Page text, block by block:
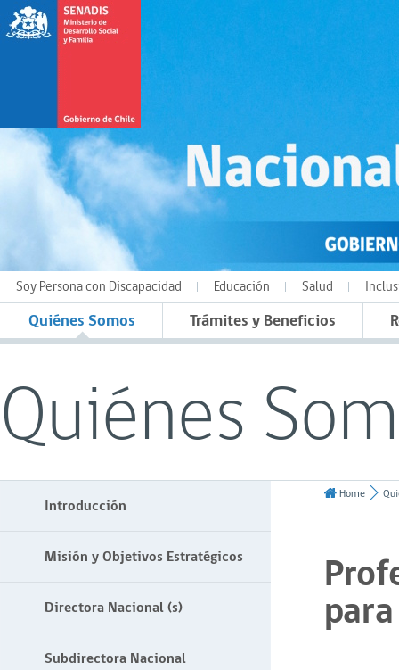
Soy Persona con Discapacidad Educación Salud
Quiénes Somos Trámites y Beneficios
Quiénes
Introducción
Misión y Objetivos Estratégicos
Directora Nacional (s)
Subdirectora Nacional
Home